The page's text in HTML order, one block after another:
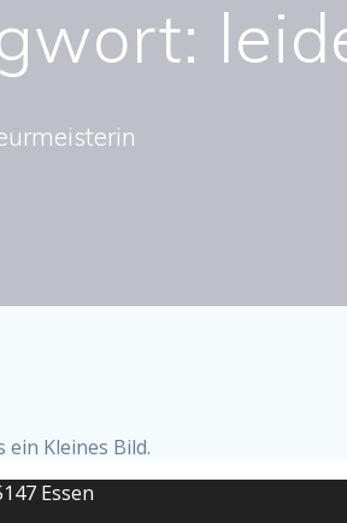
ein Kleines Bild.
Essen